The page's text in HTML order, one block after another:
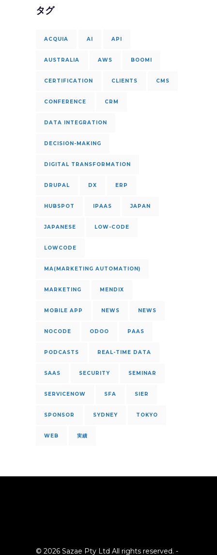
タグ
ACQUIA AI API
AUSTRALIA AWS BOOMI
CERTIFICATION CLIENTS CMS
CONFERENCE CRM
DATA INTEGRATION
DECISION-MAKING
DIGITAL TRANSFORMATION
DRUPAL DX ERP
HUBSPOT IPAAS JAPAN
JAPANESE LOW-CODE
LOWCODE
MA(MARKETING AUTOMATION)
MARKETING MENDIX
MOBILE APP NEWS NEWS
NOCODE ODOO PAAS
PODCASTS REAL-TIME DATA
SAAS SECURITY SEMINAR
SERVICENOW SFA SIER
SPONSOR SYDNEY TOKYO
WEB 実績
© 2026 Sazae Pty Ltd All rights reserved. -